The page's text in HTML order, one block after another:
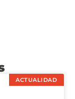
ACTUALIDAD